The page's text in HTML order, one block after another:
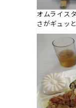
オムライス
さがギュッ